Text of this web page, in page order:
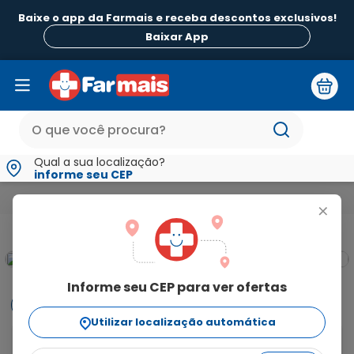
Baixe o app da Farmais e receba descontos exclusivos!
Baixar App
Qual a sua localização?
informe seu CEP
+
Informe seu CEP para ver ofertas
Utilizar localização automática
Fluiteína 40mg/ml com
Informações
Fluiteína é um medicamento expectorante que ajuda